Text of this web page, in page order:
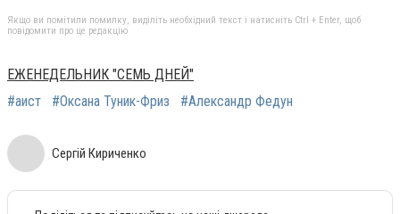
Якщо ви помітили помилку, виділіть необхідний текст і натисніть Ctrl + Enter, щоб
повідомити про це редакцію
ЕЖЕНЕДЕЛЬНИК "СЕМЬ ДНЕЙ"
#аист
#Оксана Туник-Фриз #Александр Федун
Сергій Кириченко